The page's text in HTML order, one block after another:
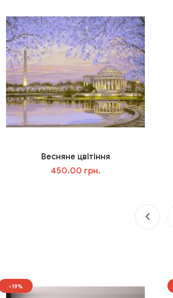
Весняне цвітіння
450.00 грн.
-19%